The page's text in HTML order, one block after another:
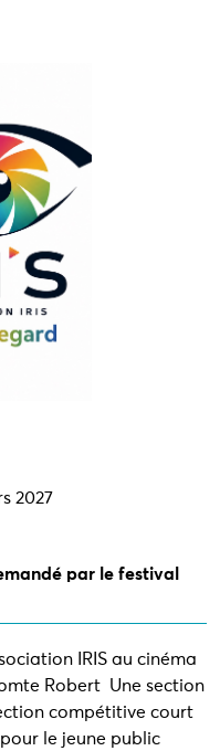
2027
par le festival
IRIS au cinéma
Robert Une section
compétitive court
le jeune public